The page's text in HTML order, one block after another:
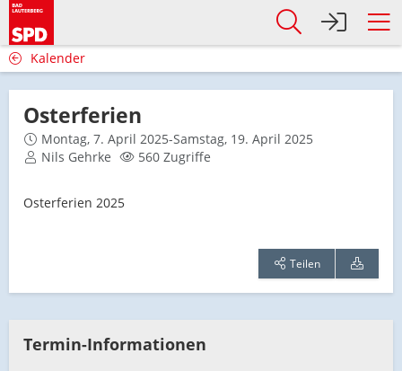
Kalender
Osterferien
Montag, 7. April 2025-Samstag, 19. April 2025
Nils Gehrke
560 Zugriffe
Osterferien 2025
Teilen
Termin-Informationen